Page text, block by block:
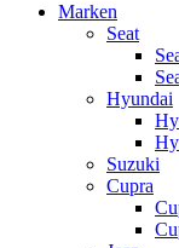
Marken
Seat
Hyundai
Suzuki
Cupra